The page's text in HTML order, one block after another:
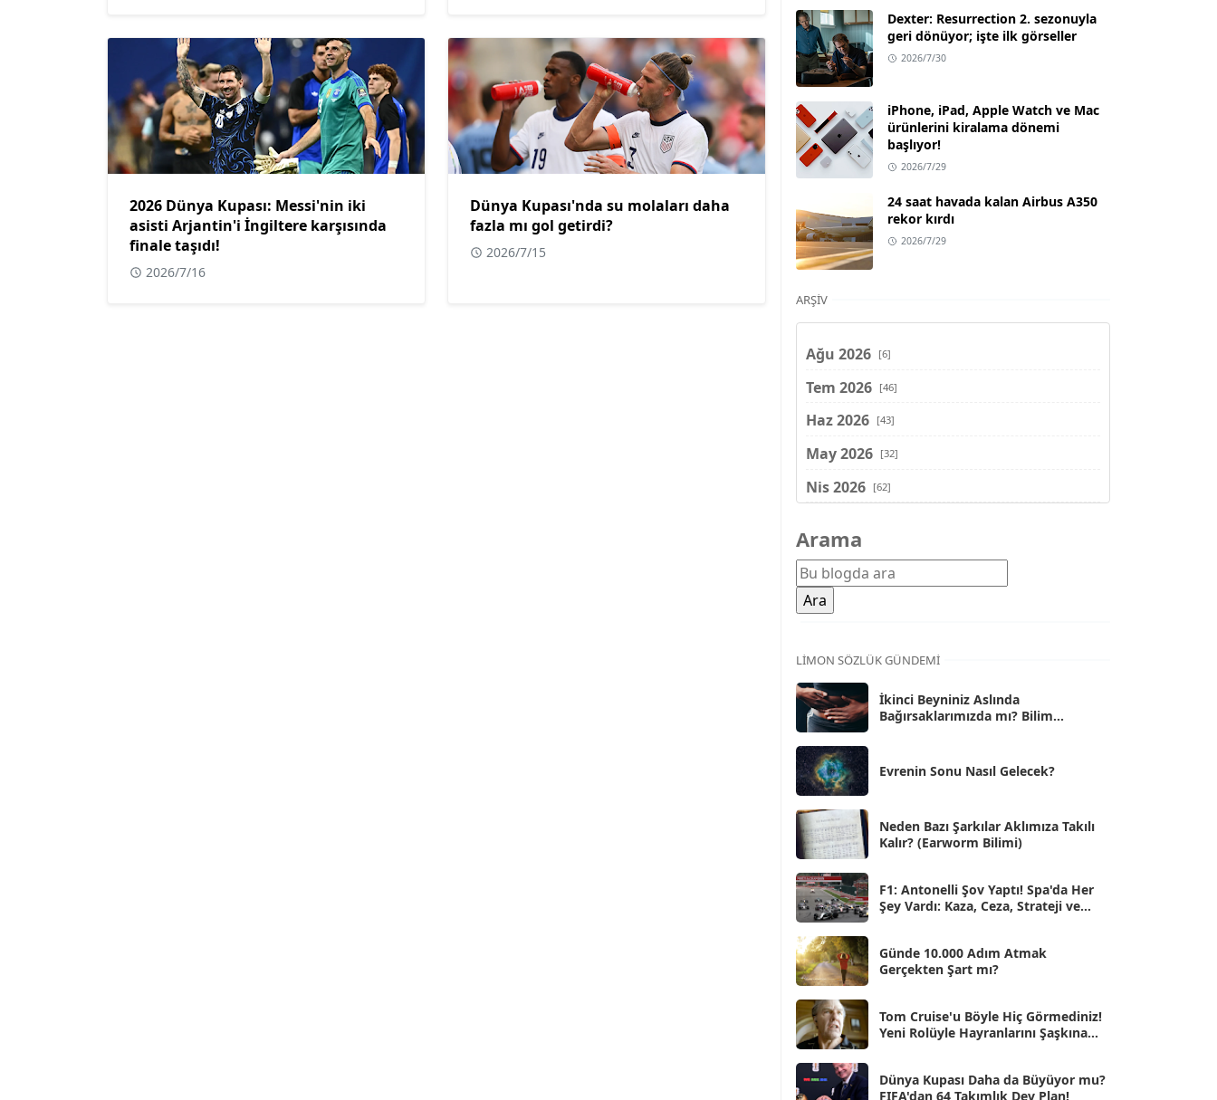
2026 Dünya Kupası: Messi'nin iki
asisti Arjantin'i İngiltere karşısında
finale taşıdı!
2026/7/16
Dünya Kupası'nda su molaları daha
fazla mı gol getirdi?
2026/7/15
Dexter: Resurrection 2. sezonuyla
geri dönüyor; işte ilk görseller
2026/7/30
iPhone, iPad, Apple Watch ve Mac
ürünlerini kiralama dönemi
başlıyor!
2026/7/29
24 saat havada kalan Airbus A350
rekor kırdı
2026/7/29
ARŞIV
Ağu 2026 [6]
Tem 2026 [46]
Haz 2026 [43]
May 2026 [32]
Nis 2026 [62]
Şub 2026
Oca 2026 [72]
Ara 2025
Kas 2025
Eki 2025
Eyl 2025 [56]
Ağu 2025
Tem 2025
Haz 2025
May 2025 [54]
Nis 2025 [56]
Mar 2025 [50]
Şub 2025 [57]
Oca 2025
Ara 2024 [25]
Kas 2024
Eki 2024 [46]
Arama
LIMON SÖZLÜK GÜNDEMI
İkinci Beyniniz Aslında
Bağırsaklarımızda mı? Bilim
Evrenin Sonu Nasıl Gelecek?
Neden Bazı Şarkılar Aklımıza Takılı
Kalır? (Earworm Bilimi)
F1: Antonelli Şov Yaptı! Spa'da Her
Şey Vardı: Kaza, Ceza, Strateji ve
Günde 10.000 Adım Atmak
Gerçekten Şart mı?
Tom Cruise'u Böyle Hiç Görmediniz!
Yeni Rolüyle Hayranlarını Şaşkına
Dünya Kupası Daha da Büyüyor mu?
FIFA'dan 64 Takımlık Dev Plan!